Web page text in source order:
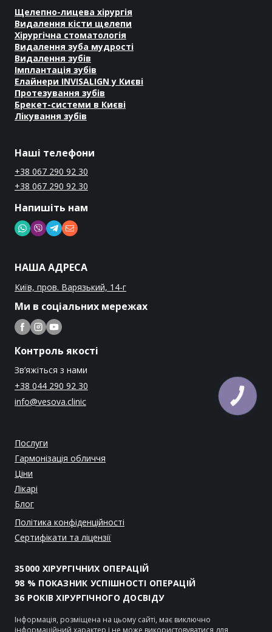
Щелепно-лицева хірургія
Видалення кісти щелепи
Хірургічна стоматологія
Видалення зуба мудрості
Видалення зубів
Імплантація зубів
Елайнери INVISALIGN у Києві
Протезування зубів
Брекет-системи в Києві
Лікування зубів
Наші телефони
+38 067 290 92 30
+38 067 290 92 30
Напишіть нам
НАША АДРЕСА
Київ, пров. Варязький, 14-г
Ми в соціальних мережах
Контроль якості
Зв’яжіться з нами
+38 044 290 92 30
info@vesova.clinic
Послуги
Гармонізація обличчя
Ціни
Лікарі
Блог
Політика конфіденційності
Сертифікати та ліцензії
35000 ХІРУРГІЧНИХ ОПЕРАЦІЙ
98 % ПОКАЗНИК УСПІШНОСТІ ОПЕРАЦІЙ
36 РОКІВ ХІРУРГІЧНОГО ДОСВІДУ
Інформація, розміщена на цьому сайті, має виключно